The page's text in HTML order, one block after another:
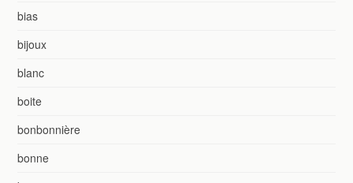
bias
bijoux
blanc
boite
bonbonnière
bonne